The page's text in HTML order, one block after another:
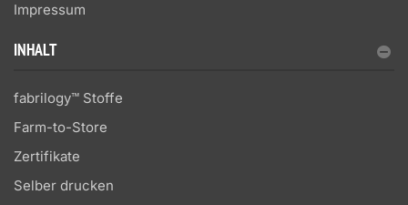
Impressum
INHALT
fabrilogy™ Stoffe
Farm-to-Store
Zertifikate
Selber drucken